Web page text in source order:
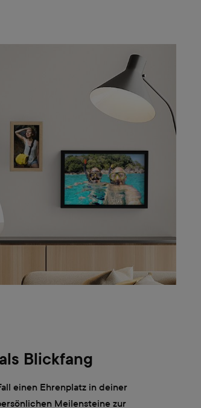
Blickfang
einen Ehrenplatz in deiner
Meilensteine zur